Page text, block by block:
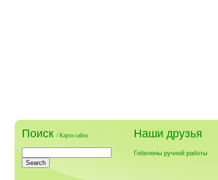
Поиск /Карта сайта Наши друзья
Гобелены ручной работы